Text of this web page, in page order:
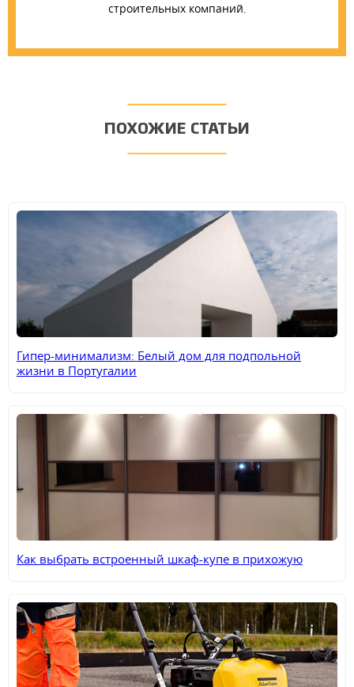
строительных компаний.
ПОХОЖИЕ СТАТЬИ
Гипер-минимализм: Белый дом для подпольной
жизни в Португалии
Как выбрать встроенный шкаф-купе в прихожую